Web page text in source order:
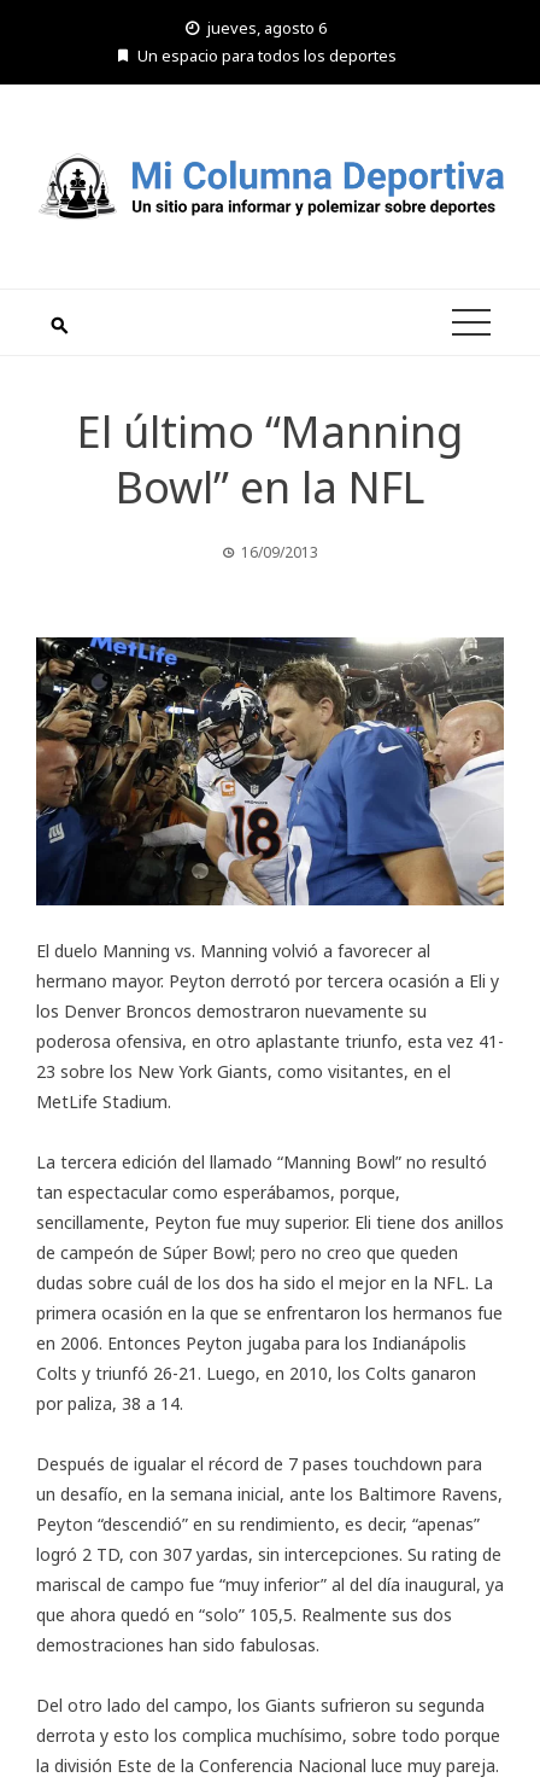
jueves, agosto 6
Un espacio para todos los deportes
El último “Manning
Bowl” en la NFL
16/09/2013
El duelo Manning vs. Manning volvió a favorecer al
hermano mayor. Peyton derrotó por tercera ocasión a Eli y
los Denver Broncos demostraron nuevamente su
poderosa ofensiva, en otro aplastante triunfo, esta vez 41-
23 sobre los New York Giants, como visitantes, en el
MetLife Stadium.
La tercera edición del llamado “Manning Bowl” no resultó
tan espectacular como esperábamos, porque,
sencillamente, Peyton fue muy superior. Eli tiene dos anillos
de campeón de Súper Bowl; pero no creo que queden
dudas sobre cuál de los dos ha sido el mejor en la NFL. La
primera ocasión en la que se enfrentaron los hermanos fue
en 2006. Entonces Peyton jugaba para los Indianápolis
Colts y triunfó 26-21. Luego, en 2010, los Colts ganaron
por paliza, 38 a 14.
Después de igualar el récord de 7 pases touchdown para
un desafío, en la semana inicial, ante los Baltimore Ravens,
Peyton “descendió” en su rendimiento, es decir, “apenas”
logró 2 TD, con 307 yardas, sin intercepciones. Su rating de
mariscal de campo fue “muy inferior” al del día inaugural, ya
que ahora quedó en “solo” 105,5. Realmente sus dos
demostraciones han sido fabulosas.
Del otro lado del campo, los Giants sufrieron su segunda
derrota y esto los complica muchísimo, sobre todo porque
la división Este de la Conferencia Nacional luce muy pareja.